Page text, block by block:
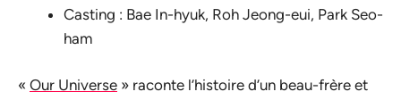
Casting : Bae In-hyuk, Roh Jeong-eui, Park Seo-
ham
« Our Universe » raconte l’histoire d’un beau-frère et